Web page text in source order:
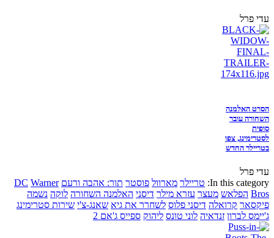
עדי פרל
הסרט האלמנה
השחורה עובר
סופית
לסטרימינג, צפו
בטריילר החדש
עדי פרל
In this category: טריילר מארוול פוסטר תור: אהבה ורעם DC Warner
Bros הפלאש מעצר עזרא מילר דיסני האלמנה השחורה לוקה נשמה
פיקסאר קרואלה דיסני פלוס לשחרר את גיא שאנג-צ'י שירות סטרימינג
ג'יימס לברון זנדאיה לוני טונס ליהוק ספייס ג'אם 2